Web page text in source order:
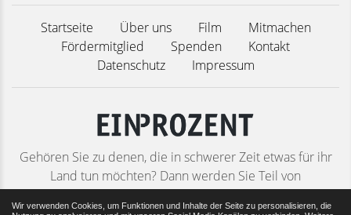
Startseite Über uns Film
Mitmachen
Fördermitglied
Spenden
Kontakt
Datenschutz
Impressum
Gehören Sie zu denen, die in schwerer Zeit etwas für ihr
Land tun möchten? Dann werden Sie Teil von
Deutschlands größtem patriotischen Bürgernetzwerk! Ob
Wir verwenden Cookies, um Funktionen und Inhalte der Seite zu personalisieren, die